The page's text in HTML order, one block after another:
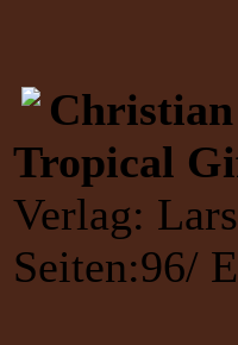
Tropical
Verlag:
Seiten:96/